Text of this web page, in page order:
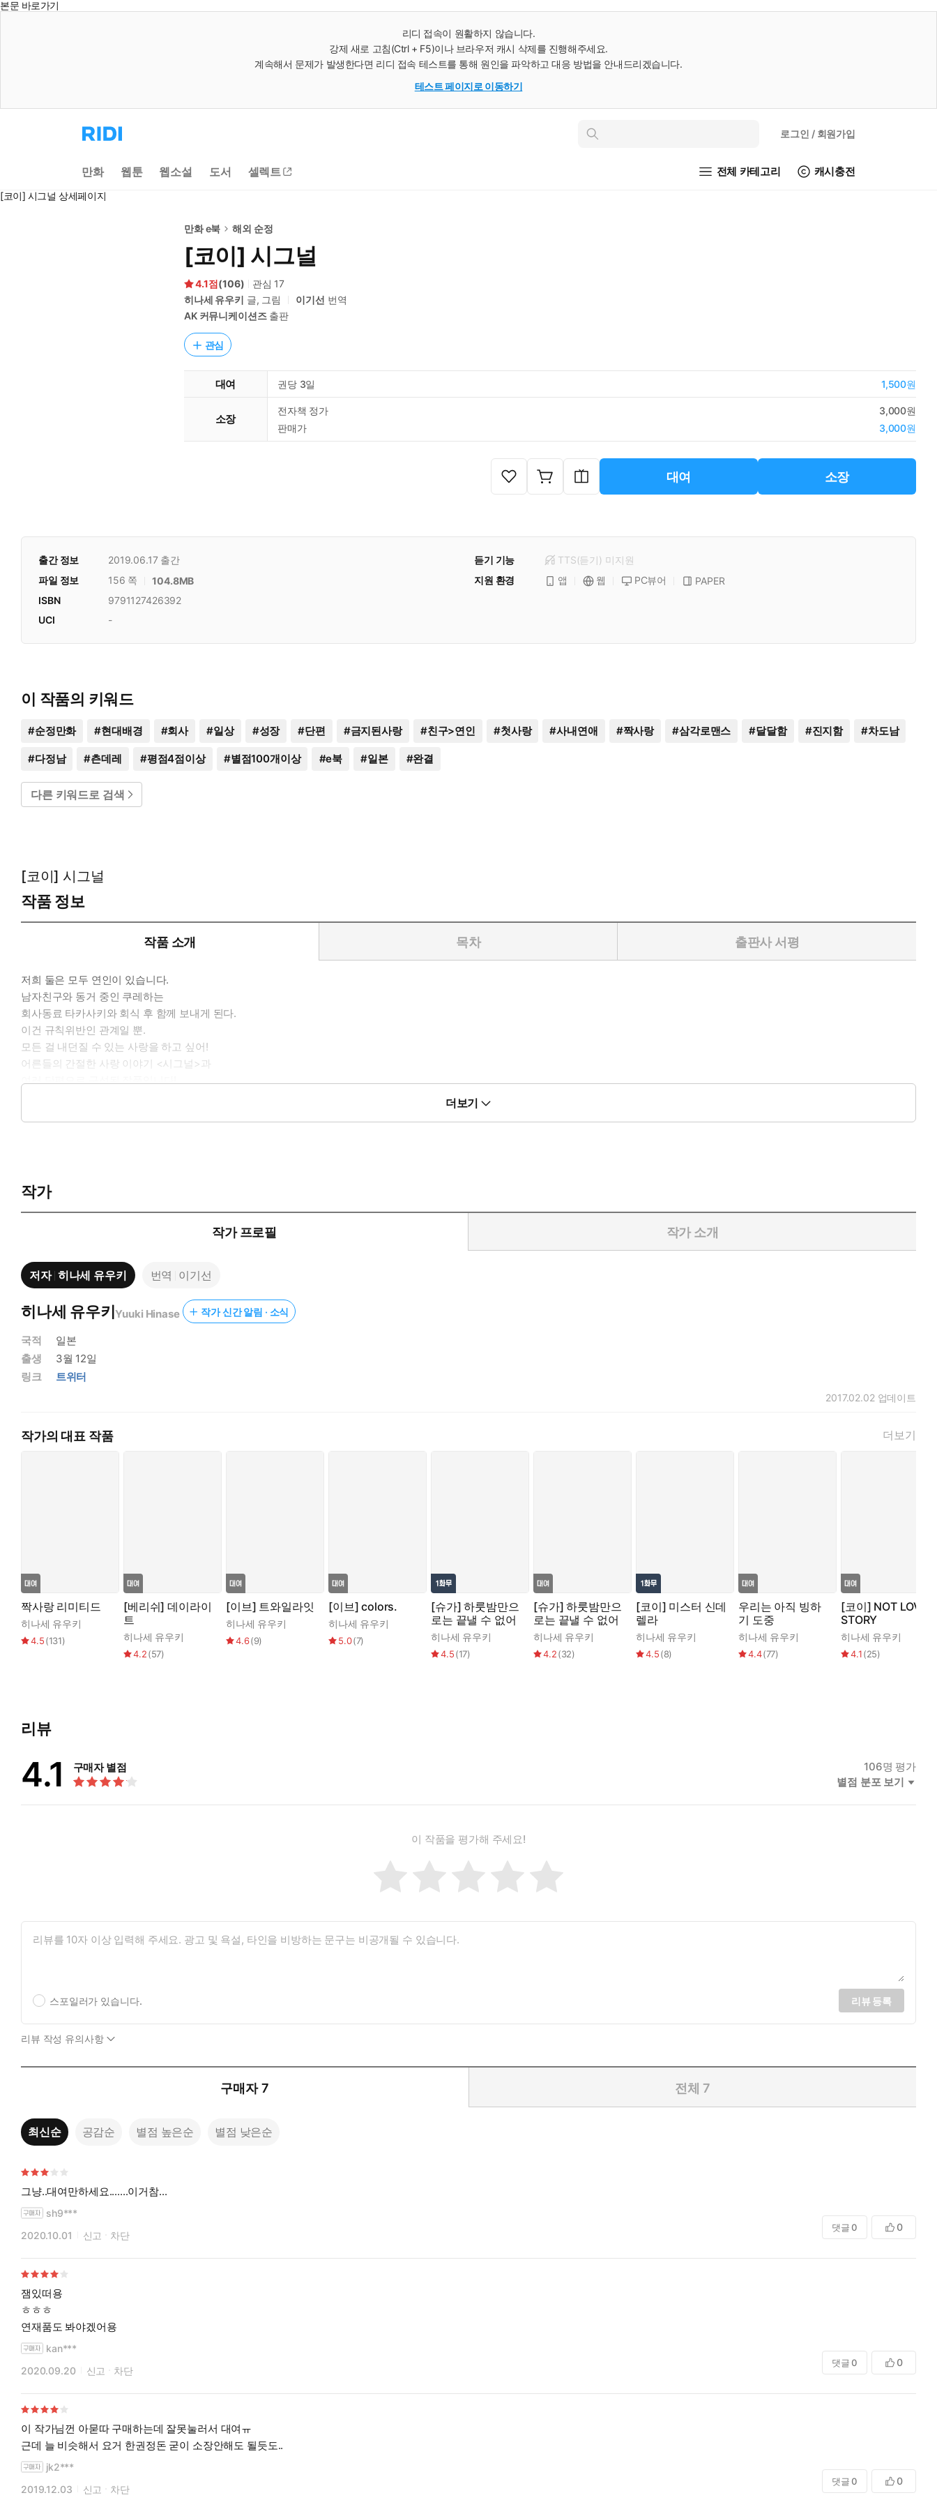
본문 바로가기
리디 접속이 원활하지 않습니다.
강제 새로 고침(Ctrl + F5)이나 브라우저 캐시 삭제를 진행해주세요.
계속해서 문제가 발생한다면 리디 접속 테스트를 통해 원인을 파악하고 대응 방법을 안내드리겠습니다.
테스트 페이지로 이동하기
리
디
으
로
동
인
로그인 / 회원가입
만화 웹툰 웹소설 도서 셀렉트 전체 카테고리 캐시충전
[코이] 시그널 상세페이지
만화 e북 해외 순정
[코이] 시그널
4.1 (106) 관심 17
히나세 유우키 글, 그림 이기선 번역
AK 커뮤니케이션즈 출판
관심
대여 권당 3일 1,500원
소장
전자책 정가
3,000원
판매가
3,000원
대여 소장
출간 정보 2019.06.17 출간 듣기 기능 TTS(듣기) 미지원
파일 정보
156 쪽 104.8MB 지원 환경 앱 웹 PC뷰어
PAPER
ISBN
9791127426392
UCI
-
이 작품의 키워드
#순정만화 #현대배경 #회사 #일상 #성장 #단편 #금지된사랑 #친구>연인 #첫사랑 #사내연애 #짝사랑 #삼각로맨스 #달달함 #진지함 #차도남
#다정남 #츤데레 #평점4점이상 #별점100개이상 #e북 #일본 #완결
다른 키워드로 검색
[코이] 시그널
작품 정보
작품 소개 목차 출판사 서평
저희 둘은 모두 연인이 있습니다.
남자친구와 동거 중인 쿠레하는
회사동료 타카사키와 회식 후 함께 보내게 된다.
이건 규칙위반인 관계일 뿐.
모든 걸 내던질 수 있는 사랑을 하고 싶어!
어른들의 간절한 사랑 이야기 <시그널>과
여러 단편으로 구성된 작품입니다!
*본 도서는 국내출판기준에 의거해 일부 내용을 수정하였습니다. 독자님의 양해를 부탁드립니다.
더보기
작가
작가 프로필 작가 소개
저자 히나세 유우키 번역 이기선
히나세 유우키Yuuki Hinase 작가 신간 알림 · 소식
국적
일본
출생
3월 12일
링크
트위터
2017.02.02 업데이트
작가의 대표 작품 더보기
짝사랑 리미티드
히나세 유우키
4.5(131)
[베리쉬] 데이라이
트
히나세 유우키
4.2(57)
[이브] 트와일라잇
히나세 유우키
4.6(9)
[이브] colors.
히나세 유우키
5.0(7)
[슈가] 하룻밤만으
로는 끝낼 수 없어
히나세 유우키
4.5(17)
[슈가] 하룻밤만으
로는 끝낼 수 없어
히나세 유우키
4.2(32)
[코이] 미스터 신데
렐라
히나세 유우키
4.5(8)
우리는 아직 빙하
기 도중
히나세 유우키
4.4(77)
[코이] NOT LOVE
STORY
히나세 유우키
4.1(25)
리뷰
4.1 구매자 별점 106명 평가
별점 분포 보기
이 작품을 평가해 주세요!
스포일러가 있습니다. 리뷰 등록
리뷰 작성 유의사항
구매자 7 전체 7
최신순 공감순 별점 높은순 별점 낮은순
그냥..대여만하세요.......이거참...
sh9***
2020.10.01
신고 차단
댓글 0 0
잼있떠용
ㅎㅎㅎ
연재품도 봐야겠어용
kan***
2020.09.20
신고 차단
댓글 0 0
이 작가님껀 아묻따 구매하는데 잘못눌러서 대여ㅠ
근데 늘 비슷해서 요거 한권정돈 굳이 소장안해도 될듯도..
jk2***
2019.12.03
신고 차단
댓글 0 0